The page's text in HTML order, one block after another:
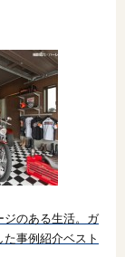
ジのある生活。ガ
た事例紹介ベスト